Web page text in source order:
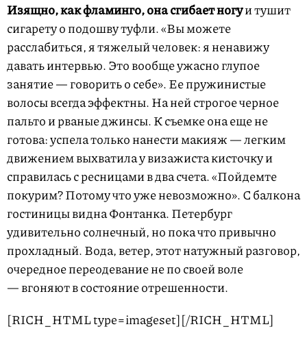
Изящно, как фламинго, она сгибает ногуи тушит
сигарету о подошву туфли. «Вы можете
расслабиться, я тяжелый человек: я ненавижу
давать интервью. Это вообще ужасно глупое
занятие — говорить о себе». Ее пружинистые
волосы всегда эффектны. На ней строгое черное
пальто и рваные джинсы. К съемке она еще не
готова: успела только нанести макияж — легким
движением выхватила у визажиста кисточку и
справилась с ресницами в два счета. «Пойдемте
покурим? Потому что уже невозможно». С балкона
гостиницы видна Фонтанка. Петербург
удивительно солнечный, но пока что привычно
прохладный. Вода, ветер, этот натужный разговор,
очередное переодевание не по своей воле
— вгоняют в состояние отрешенности.
[RICH_HTML type=imageset][/RICH_HTML]